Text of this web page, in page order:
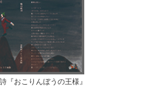
『おこりんぼうの王様』